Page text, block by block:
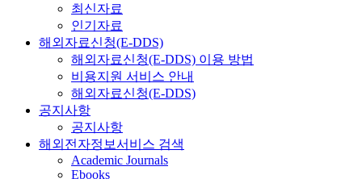
최신자료
인기자료
해외자료신청(E-DDS)
해외자료신청(E-DDS) 이용 방법
비용지원 서비스 안내
해외자료신청(E-DDS)
공지사항
공지사항
해외전자정보서비스 검색
Academic Journals
Ebooks